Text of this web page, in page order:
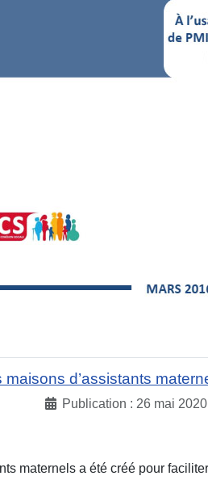
maisons d’assistants
Publication : 26 mai 2020
maternels a été créé pour